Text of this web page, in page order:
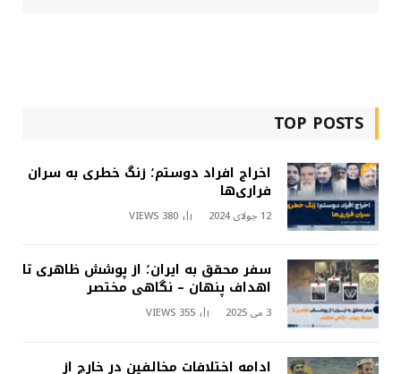
TOP POSTS
اخراج افراد دوستم؛ زنگ خطری به سران
فراری‌ها
12 جولای 2024 380
VIEWS
سفر محقق به ایران؛ از پوشش ظاهری تا
اهداف پنهان – نگاهی مختصر
3 می 2025 355
VIEWS
ادامه اختلافات مخالفین در خارج از